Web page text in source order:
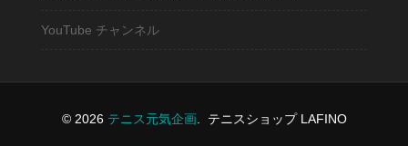
YouTube チャンネル
© 2026 テニス元気企画. テニスショップ LAFINO